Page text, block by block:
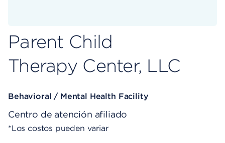
Parent Child
Therapy Center, LLC
Behavioral / Mental Health Facility
Centro de atención afiliado
*Los costos pueden variar